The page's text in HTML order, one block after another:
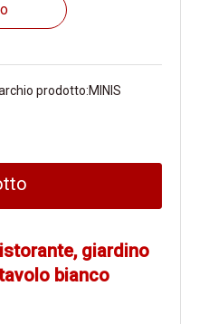
prodotto:MINIS
giardino
bianco